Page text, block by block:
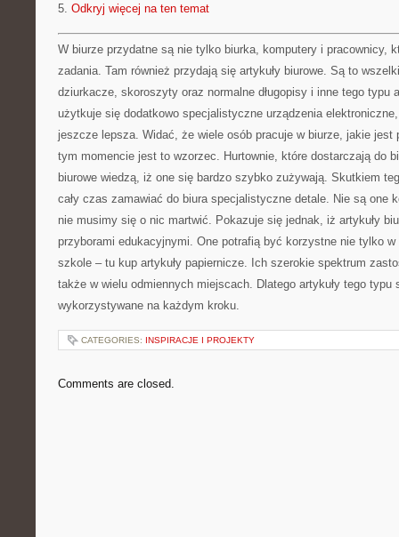
5. Odkryj więcej na ten temat
W biurze przydatne są nie tylko biurka, komputery i pracownicy,
zadania. Tam również przydają się artykuły biurowe. Są to
dziurkacze, skoroszyty oraz normalne długopisy i inne tego typu
użytkuje się dodatkowo specjalistyczne urządzenia
jeszcze lepsza. Widać, że wiele osób pracuje w biurze, jakie jest
tym momencie jest to wzorzec. Hurtownie, które dostarczają do
biurowe wiedzą, iż one się bardzo szybko zużywają. Skutkiem
cały czas zamawiać do biura specjalistyczne detale. Nie są one
nie musimy się o nic martwić. Pokazuje się jednak, iż artykuły
przyborami edukacyjnymi. One potrafią być korzystne nie tylko
szkole – tu kup artykuły papiernicze. Ich szerokie spektrum
także w wielu odmiennych miejscach. Dlatego artykuły tego typu
wykorzystywane na każdym kroku.
CATEGORIES: INSPIRACJE I PROJEKTY
Comments are closed.